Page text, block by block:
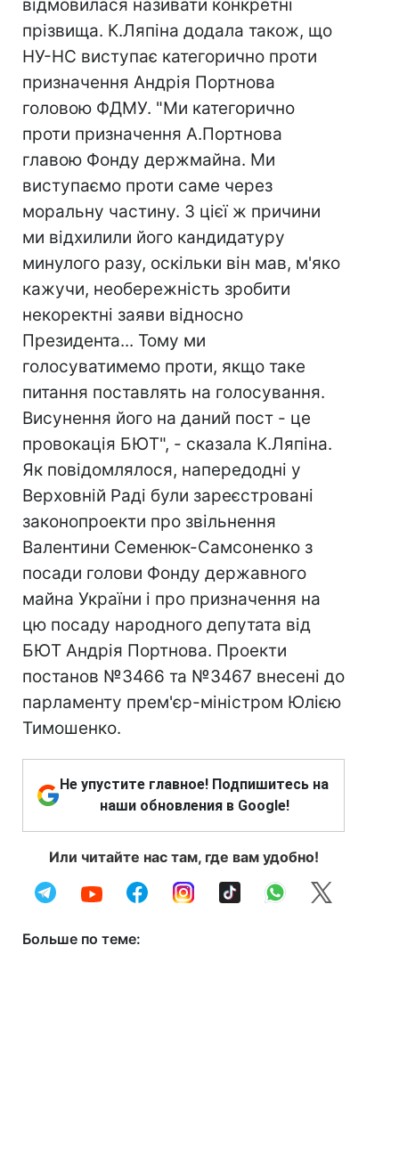
відмовилася називати конкретні
прізвища. К.Ляпіна додала також, що
НУ-НС виступає категорично проти
призначення Андрія Портнова
головою ФДМУ. "Ми категорично
проти призначення А.Портнова
главою Фонду держмайна. Ми
виступаємо проти саме через
моральну частину. З цієї ж причини
ми відхилили його кандидатуру
минулого разу, оскільки він мав, м'яко
кажучи, необережність зробити
некоректні заяви відносно
Президента... Тому ми
голосуватимемо проти, якщо таке
питання поставлять на голосування.
Висунення його на даний пост - це
провокація БЮТ", - сказала К.Ляпіна.
Як повідомлялося, напередодні у
Верховній Раді були зареєстровані
законопроекти про звільнення
Валентини Семенюк-Самсоненко з
посади голови Фонду державного
майна України і про призначення на
цю посаду народного депутата від
БЮТ Андрія Портнова. Проекти
постанов №3466 та №3467 внесені до
парламенту прем'єр-міністром Юлією
Тимошенко.
Не упустите главное! Подпишитесь на
наши обновления в Google!
Или читайте нас там, где вам удобно!
Больше по теме: